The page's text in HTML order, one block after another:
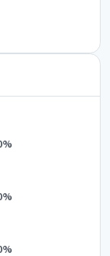
%
%
%